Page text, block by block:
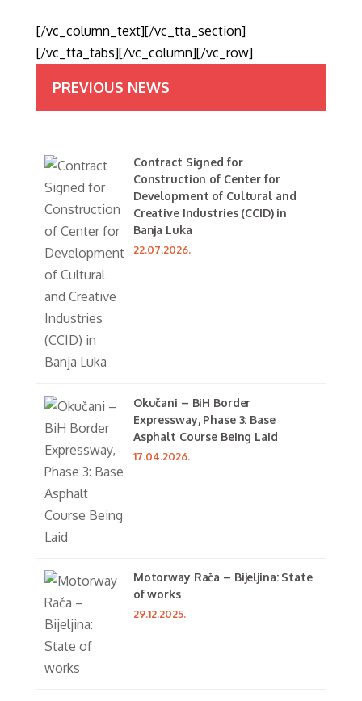
[/vc_column_text][/vc_tta_section]
[/vc_tta_tabs][/vc_column][/vc_row]
PREVIOUS NEWS
Contract Signed for
Construction of Center for
Development of Cultural and
Creative Industries (CCID) in
Banja Luka
22.07.2026.
Okučani – BiH Border
Expressway, Phase 3: Base
Asphalt Course Being Laid
17.04.2026.
Motorway Rača – Bijeljina: State
of works
29.12.2025.